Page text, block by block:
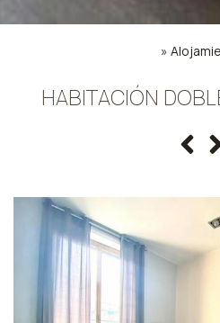
»
HABITACIÓN